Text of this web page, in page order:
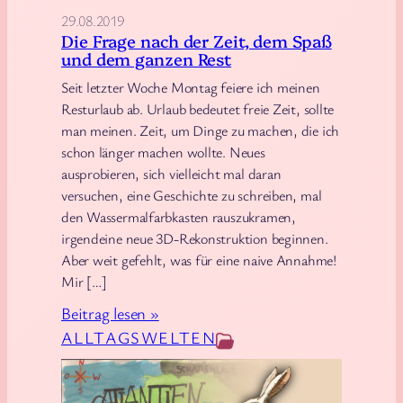
a
n
a
w
i
r
d
L
u
c
a
s
d
e
r
S
a
h
a
r
a
ALLTAGSWELTEN
29.08.2019
Die Frage nach der Zeit, dem Spaß
und dem ganzen Rest
Seit letzter Woche Montag feiere ich meinen
Resturlaub ab. Urlaub bedeutet freie Zeit, sollte
man meinen. Zeit, um Dinge zu machen, die ich
schon länger machen wollte. Neues
ausprobieren, sich vielleicht mal daran
versuchen, eine Geschichte zu schreiben, mal
den Wassermalfarbkasten rauszukramen,
irgendeine neue 3D-Rekonstruktion beginnen.
Aber weit gefehlt, was für eine naive Annahme!
Mir […]
Beitrag lesen »:
D
i
e